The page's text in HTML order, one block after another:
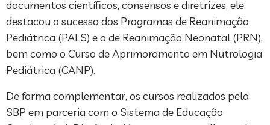
documentos científicos, consensos e diretrizes, ele
destacou o sucesso dos Programas de Reanimação
Pediátrica (PALS) e o de Reanimação Neonatal (PRN),
bem como o Curso de Aprimoramento em Nutrologia
Pediátrica (CANP).
De forma complementar, os cursos realizados pela
SBP em parceria com o Sistema de Educação